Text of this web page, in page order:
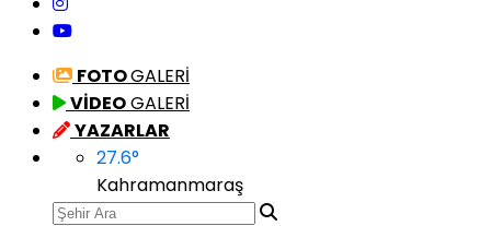
FOTOGALERİ
VİDEOGALERİ
YAZARLAR
27.6°
Kahramanmaraş